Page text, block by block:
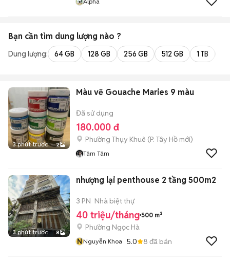
Bạn cần tìm dung lượng nào ?
Dung lượng: 64 GB 128 GB 256 GB 512 GB 1 TB
3 phút trước 2
Màu vẽ Gouache Maries 9 màu
Đã sử dụng
180.000 đ
Phường Thụy Khuê (P. Tây Hồ mới)
Tâm Tâm
3 phút trước 8
nhượng lại penthouse 2 tầng 500m2
3 PN Nhà biệt thự
40 triệu/tháng 500 m²
Phường Ngọc Hà
NNguyễn Khoa 5.0 8 đã bán